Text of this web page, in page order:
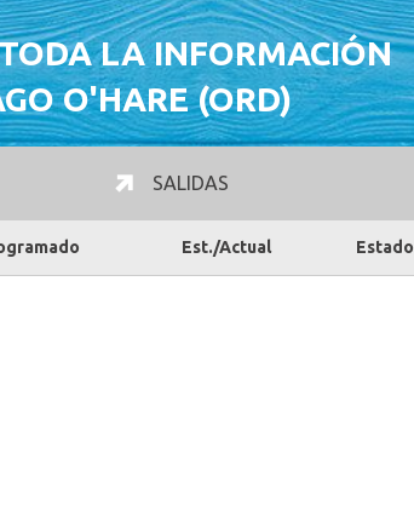
LA INFORMACIÓN
O'HARE (ORD)
SALIDAS
Est./Actual Estado